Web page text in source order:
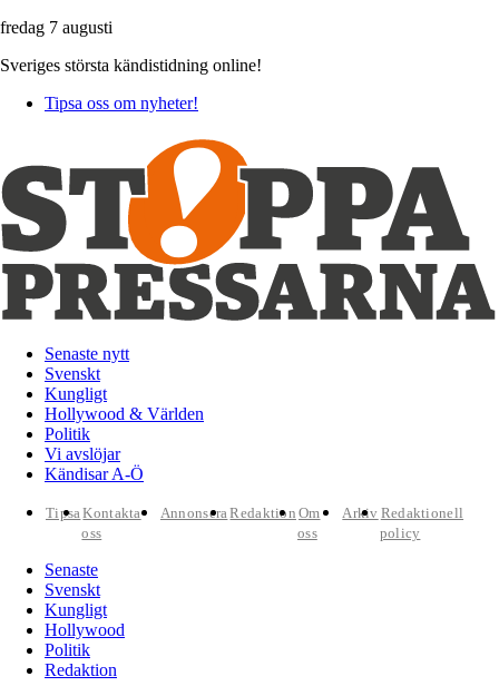
fredag 7 augusti
Sveriges största kändistidning online!
Tipsa oss om nyheter!
Senaste nytt
Svenskt
Kungligt
Hollywood & Världen
Politik
Vi avslöjar
Kändisar A-Ö
TipsaKontakta
oss
AnnonseraRedaktion Om
oss
Arkiv Redaktionell
policy
Senaste
Svenskt
Kungligt
Hollywood
Politik
Redaktion